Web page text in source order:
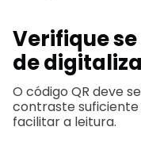
Verifique se
de
O código QR deve
contraste
facilitar a leitura.